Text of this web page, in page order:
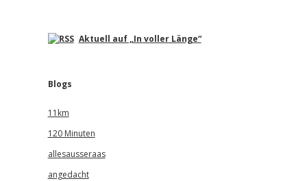
Aktuell auf „In voller Länge“
Blogs
11km
120 Minuten
allesausseraas
angedacht